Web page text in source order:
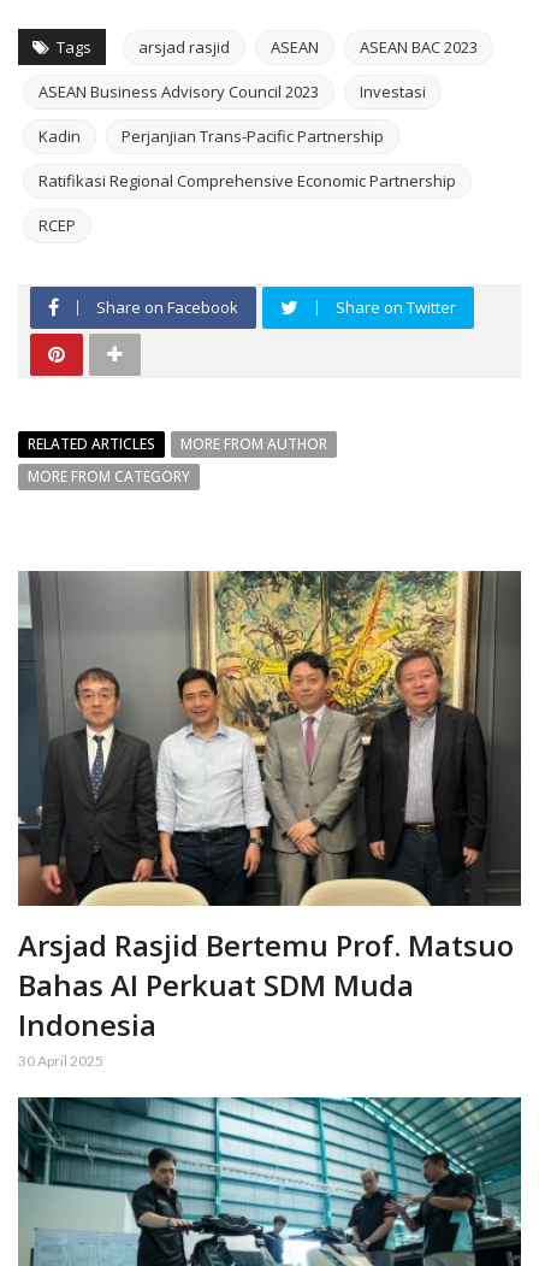
Tags arsjad rasjid ASEAN ASEAN BAC 2023
ASEAN Business Advisory Council 2023 Investasi
Kadin Perjanjian Trans-Pacific Partnership
Ratifikasi Regional Comprehensive Economic Partnership
RCEP
Share on Facebook Share on Twitter
RELATED ARTICLES
MORE FROM AUTHOR
MORE FROM CATEGORY
Arsjad Rasjid Bertemu Prof. Matsuo
Bahas AI Perkuat SDM Muda
Indonesia
30 April 2025